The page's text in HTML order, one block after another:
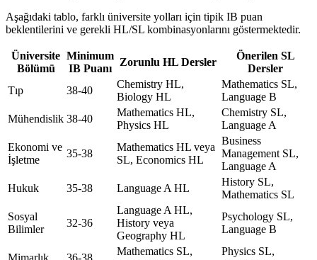
Aşağıdaki tablo, farklı üniversite yolları için tipik IB puan
beklentilerini ve gerekli HL/SL kombinasyonlarını göstermektedir.
Üniversite
Bölümü
Minimum
IB Puanı
Zorunlu HL Dersler
Önerilen SL
Dersler
Tıp
38-40
Chemistry HL,
Biology HL
Mathematics SL,
Language B
Mühendislik 38-40
Mathematics HL,
Physics HL
Chemistry SL,
Language A
Ekonomi ve
İşletme
35-38
Mathematics HL veya
SL, Economics HL
Business
Management SL,
Language A
Hukuk
35-38 Language A HL
History SL,
Mathematics SL
Sosyal
Bilimler
32-36
Language A HL,
History veya
Geography HL
Psychology SL,
Language B
Mimarlık 36-38
Mathematics SL,
Physics SL,